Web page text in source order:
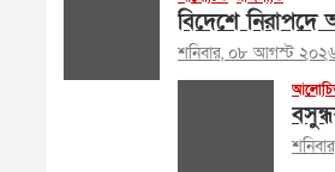
বিদেশে নিরাপদে
শনিবার, ০৮ আগস্ট